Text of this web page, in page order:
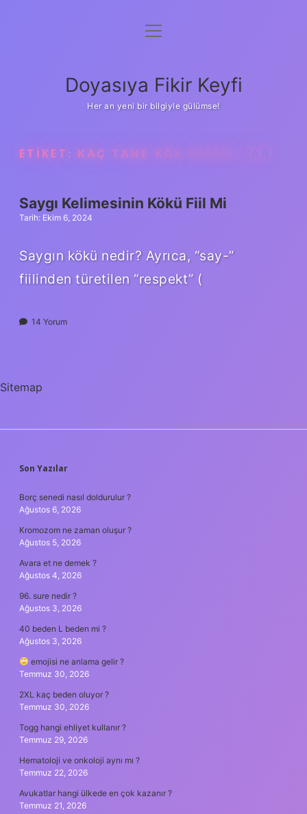
Anasayfa
Yasal Uyarı
menüyü
Doyasıya Fikir Keyfi
Her an yeni bir bilgiyle gülümse!
ETIKET: KAÇ TANE KÖK DEĞER VAR
Saygı Kelimesinin Kökü Fiil Mi
Tarih: Ekim 6, 2024
Saygın kökü nedir? Ayrıca, “say-”
fiilinden türetilen “respekt” (
14 Yorum
Sitemap
SIDEBAR
Son Yazılar
Borç senedi nasıl doldurulur ?
Ağustos 6, 2026
Kromozom ne zaman oluşur ?
Ağustos 5, 2026
Avara et ne demek ?
Ağustos 4, 2026
96. sure nedir ?
Ağustos 3, 2026
40 beden L beden mi ?
Ağustos 3, 2026
emojisi ne anlama gelir ?
Temmuz 30, 2026
2XL kaç beden oluyor ?
Temmuz 30, 2026
Togg hangi ehliyet kullanır ?
Temmuz 29, 2026
Hematoloji ve onkoloji aynı mı ?
Temmuz 22, 2026
Avukatlar hangi ülkede en çok kazanır ?
Temmuz 21, 2026